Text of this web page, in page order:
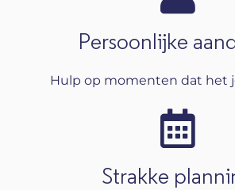
Persoonlijke
Hulp op momenten dat het
Strakke